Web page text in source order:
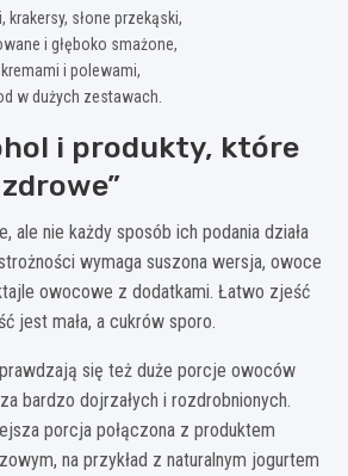
krakersy, słone przekąski,
i głęboko smażone,
i polewami,
w dużych zestawach.
i produkty, które
ale nie każdy sposób ich podania działa
wymaga suszona wersja, owoce
owocowe z dodatkami. Łatwo zjeść
jest mała, a cukrów sporo.
się też duże porcje owoców
bardzo dojrzałych i rozdrobnionych.
porcja połączona z produktem
na przykład z naturalnym jogurtem